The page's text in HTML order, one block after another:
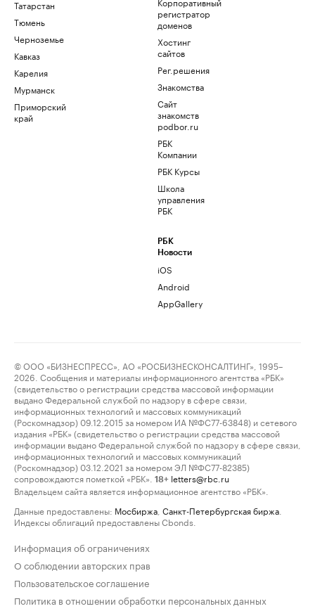
Татарстан
Тюмень
Черноземье
Кавказ
Карелия
Мурманск
Приморский
край
регистратор
доменов
Хостинг
сайтов
Рег.решения
Знакомства
Сайт
знакомств
podbor.ru
РБК
Компании
РБК Курсы
Школа
управления
РБК
РБК
Новости
iOS
Android
AppGallery
© ООО «БИЗНЕСПРЕСС», АО «РОСБИЗНЕСКОНСАЛТИНГ», 1995–
2026. Сообщения и материалы информационного агентства «РБК»
(свидетельство о регистрации средства массовой информации
выдано Федеральной службой по надзору в сфере связи,
информационных технологий и массовых коммуникаций
(Роскомнадзор) 09.12.2015 за номером ИА №ФС77-63848) и сетевого
издания «РБК» (свидетельство о регистрации средства массовой
информации выдано Федеральной службой по надзору в сфере связи,
информационных технологий и массовых коммуникаций
(Роскомнадзор) 03.12.2021 за номером ЭЛ №ФС77-82385)
сопровождаются пометкой «РБК».
18+ letters@rbc.ru
Владельцем сайта является информационное агентство «РБК».
Данные предоставлены: Мосбиржа Санкт-Петербургская биржа
Индексы облигаций предоставлены Cbonds.
Информация об ограничениях
О соблюдении авторских прав
Пользовательское соглашение
Политика в отношении обработки персональных данных